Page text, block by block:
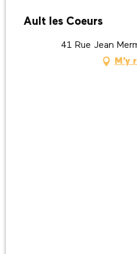
Ault les Coeurs
41 Rue Jean
M'y